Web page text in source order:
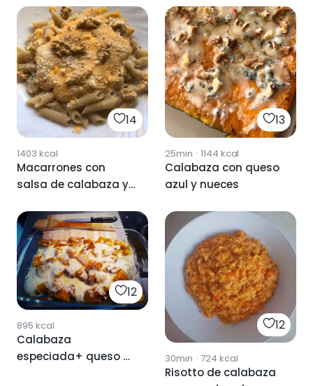
14
1403 kcal
Macarrones con
salsa de calabaza y
13
25min · 1144 kcal
Calabaza con queso
azul y nueces
12
895 kcal
Calabaza
especiada+ queso al
12
30min · 724 kcal
Risotto de calabaza